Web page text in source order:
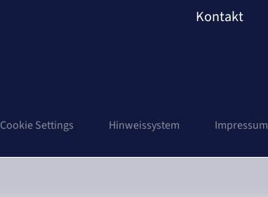
Kontakt
Cookie Settings Hinweissystem Impressum